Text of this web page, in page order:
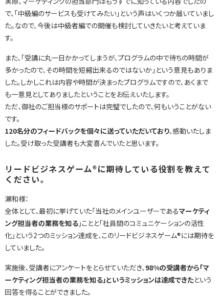
で、「中級編のサービスも受けてみたい」という声はいくつか届いていまし
た。なので、今後は中級者編での開催も検討していきたいと考えていま
す。
また、「受講に丸一日かかってしまうが、プログラムの中で待ちの時間が
多かったので、その時間を短縮出来るのではないか」という意見もありま
した。しかしこれは内容や時間が決まったプログラムですので、あくまで
も一意見としてありましたということをお伝えいたします。
ただ、御社のご担当様のサポートは完璧でしたので、何もいうことがない
です。
120名分のフィードバックを個々に送っていただいており、感動いたしま
した。受け取った受講者も大変喜んでいたと思います。
リードビジネスゲーム®に期待している役割を教えて
ください。
瀬和様：
全体として、最初に挙げていた「当社のメインユーザーであるマーケティ
ング担当者の業務を知る 」ことと「社員間のコミュニケーションの活性
化」という2つのミッション達成を、このリードビジネスゲーム®には期待を
していました。
実施後、受講者にアンケートをとらせていただき、 98%の受講者から「マ
ーケティング担当者の業務を知る」というミッションは達成できたという
回答を得ることができました。